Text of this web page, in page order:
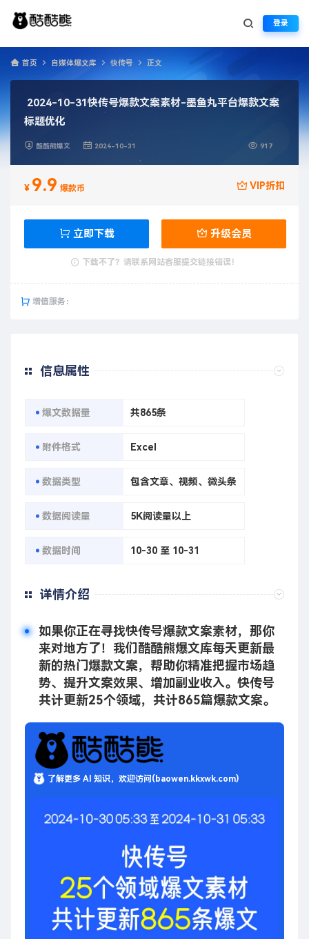
登录
首页 自媒体爆文库 快传号 正文
2024-10-31快传号爆款文案素材-墨鱼丸平台爆款文案
标题优化
酷酷熊爆文 2024-10-31 917
¥ 9.9 爆款币 VIP折扣
立即下载 升级会员
下载不了？请联系网站客服提交链接错误！
增值服务：
信息属性
爆文数据量 共865条
附件格式 Excel
数据类型 包含文章、视频、微头条
数据阅读量 5K阅读量以上
数据时间 10-30 至 10-31
详情介绍
如果你正在寻找快传号爆款文案素材，那你
来对地方了！我们酷酷熊爆文库每天更新最
新的热门爆款文案，帮助你精准把握市场趋
势、提升文案效果、增加副业收入。快传号
共计更新25个领域，共计865篇爆款文案。
了解更多 AI 知识，欢迎访问(baowen.kkxwk.com)